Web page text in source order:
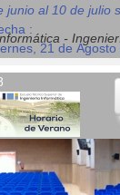
junio al 10 de julio
:
21 de Agosto
de verano del
Escuela
-